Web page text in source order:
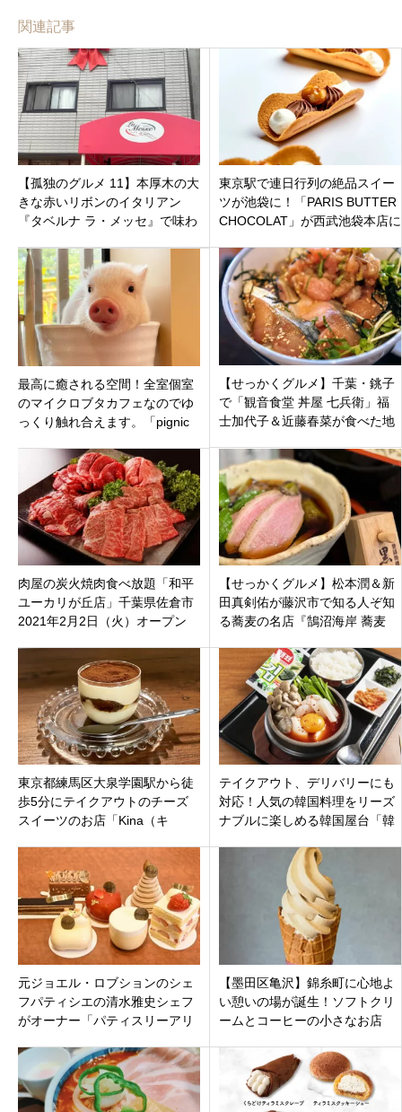
関連記事
【孤独のグルメ 11】本厚木の大
きな赤いリボンのイタリアン
『タベルナ ラ・メッセ』で味わ
ーニ
東京駅で連日行列の絶品スイー
ツが池袋に！「PARIS BUTTER
CHOCOLAT」が西武池袋本店に
最高に癒される空間！全室個室
のマイクロブタカフェなのでゆ
っくり触れ合えます。「pignic
【せっかくグルメ】千葉・銚子
で「観音食堂 丼屋 七兵衛」福
士加代子＆近藤春菜が食べた地
肉屋の炭火焼肉食べ放題「和平
ユーカリが丘店」千葉県佐倉市
2021年2月2日（火）オープン
【せっかくグルメ】松本潤＆新
田真剣佑が藤沢市で知る人ぞ知
る蕎麦の名店『鵠沼海岸 蕎麦
なる！！
東京都練馬区大泉学園駅から徒
歩5分にテイクアウトのチーズ
スイーツのお店「Kina（キ
テイクアウト、デリバリーにも
対応！人気の韓国料理をリーズ
ナブルに楽しめる韓国屋台「韓
元ジョエル・ロブションのシェ
フパティシエの清水雅史シェフ
がオーナー「パティスリーアリ
プン
【墨田区亀沢】錦糸町に心地よ
い憩いの場が誕生！ソフトクリ
ームとコーヒーの小さなお店